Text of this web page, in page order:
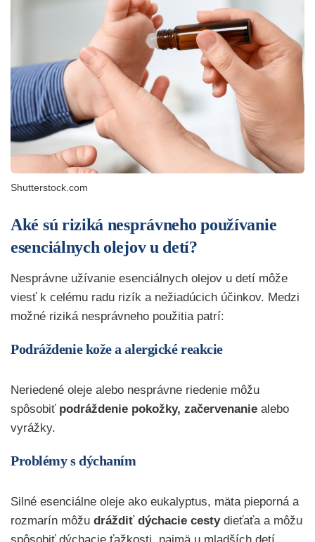
Shutterstock.com
Aké sú riziká nesprávneho používanie
esenciálnych olejov u detí?
Nesprávne užívanie esenciálnych olejov u detí môže
viesť k celému radu rizík a nežiadúcich účinkov. Medzi
možné riziká nesprávneho použitia patrí:
Podráždenie kože a alergické reakcie
Neriedené oleje alebo nesprávne riedenie môžu
spôsobiť podráždenie pokožky, začervenanie alebo
vyrážky.
Problémy s dýchaním
Silné esenciálne oleje ako eukalyptus, mäta pieporná a
rozmarín môžu dráždiť dýchacie cestydieťaťa a môžu